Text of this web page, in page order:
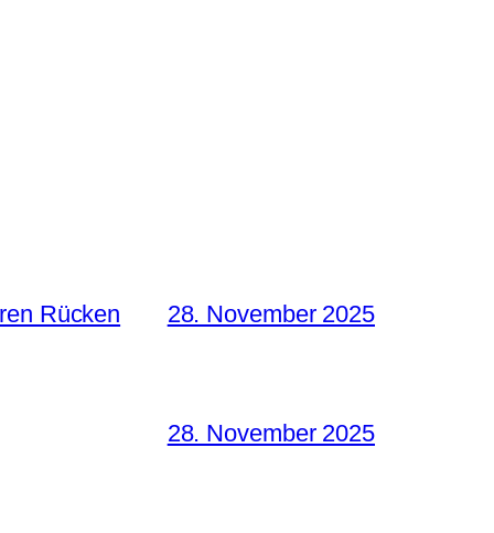
Rücken 28. November 2025
28. November 2025